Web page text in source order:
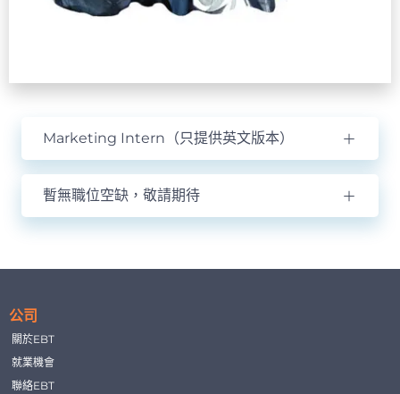
Marketing Intern（只提供英文版本）
暫無職位空缺，敬請期待
公司
關於EBT
就業機會
聯絡EBT